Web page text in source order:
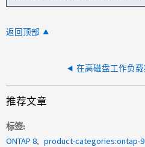
返回顶部
推荐文章
标签
ONTAP 8
product-categories:ontap-9